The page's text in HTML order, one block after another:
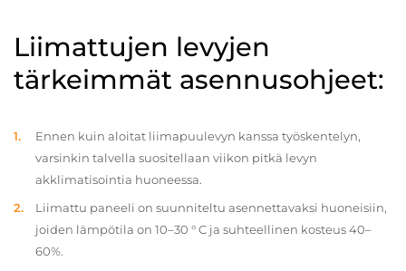
Liimattujen levyjen
tärkeimmät asennusohjeet:
Ennen kuin aloitat liimapuulevyn kanssa työskentelyn,
varsinkin talvella suositellaan viikon pitkä levyn
akklimatisointia huoneessa.
Liimattu paneeli on suunniteltu asennettavaksi huoneisiin,
joiden lämpötila on 10–30 ° C ja suhteellinen kosteus 40–
60%.